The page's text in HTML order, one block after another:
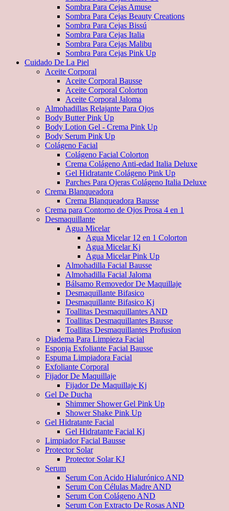
Sombra Para Cejas Amuse
Sombra Para Cejas Beauty Creations
Sombra Para Cejas Bissú
Sombra Para Cejas Italia
Sombra Para Cejas Malibu
Sombra Para Cejas Pink Up
Cuidado De La Piel
Aceite Corporal
Aceite Corporal Bausse
Aceite Corporal Colorton
Aceite Corporal Jaloma
Almohadillas Relajante Para Ojos
Body Butter Pink Up
Body Lotion Gel - Crema Pink Up
Body Serum Pink Up
Colágeno Facial
Colágeno Facial Colorton
Crema Colágeno Anti-edad Italia Deluxe
Gel Hidratante Colágeno Pink Up
Parches Para Ojeras Colágeno Italia Deluxe
Crema Blanqueadora
Crema Blanqueadora Bausse
Crema para Contorno de Ojos Prosa 4 en 1
Desmaquillante
Agua Micelar
Agua Micelar 12 en 1 Colorton
Agua Micelar Kj
Agua Micelar Pink Up
Almohadilla Facial Bausse
Almohadilla Facial Jaloma
Bálsamo Removedor De Maquillaje
Desmaquillante Bifasico
Desmaquillante Bifasico Kj
Toallitas Desmaquillantes AND
Toallitas Desmaquillantes Bausse
Toallitas Desmaquillantes Profusion
Diadema Para Limpieza Facial
Esponja Exfoliante Facial Bausse
Espuma Limpiadora Facial
Exfoliante Corporal
Fijador De Maquillaje
Fijador De Maquillaje Kj
Gel De Ducha
Shimmer Shower Gel Pink Up
Shower Shake Pink Up
Gel Hidratante Facial
Gel Hidratante Facial Kj
Limpiador Facial Bausse
Protector Solar
Protector Solar KJ
Serum
Serum Con Acido Hialurónico AND
Serum Con Células Madre AND
Serum Con Colágeno AND
Serum Con Extracto De Rosas AND